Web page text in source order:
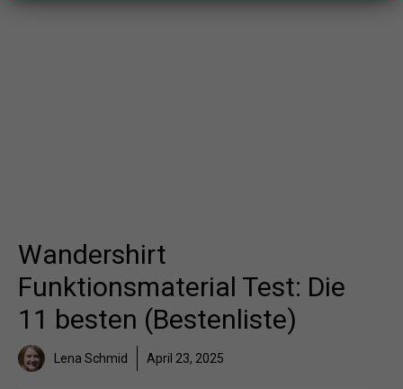
Wandershirt
Funktionsmaterial Test: Die
11 besten (Bestenliste)
Lena Schmid April 23, 2025